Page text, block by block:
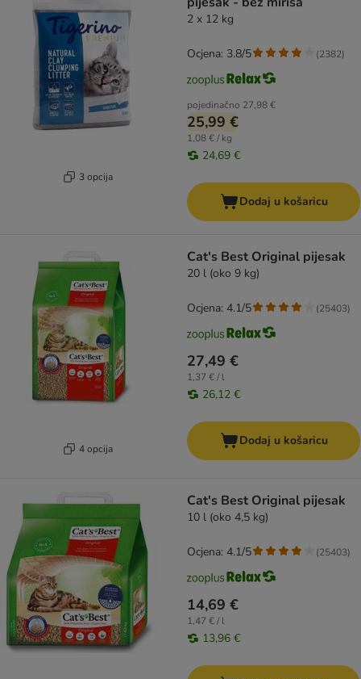
3 opcija
2 x 12 kg
pojedinačno 27,98 €
25,99 €
1,08 € / kg
24,69 €
Ocjena: 3.8/5 (2382)
Dodaj u košaricu
4 opcija
Cat's Best Original pijesak
20 l (oko 9 kg)
27,49 €
1,37 € / l
26,12 €
Ocjena: 4.1/5 (25403)
Dodaj u košaricu
Cat's Best Original pijesak
10 l (oko 4,5 kg)
14,69 €
1,47 € / l
13,96 €
Ocjena: 4.1/5 (25403)